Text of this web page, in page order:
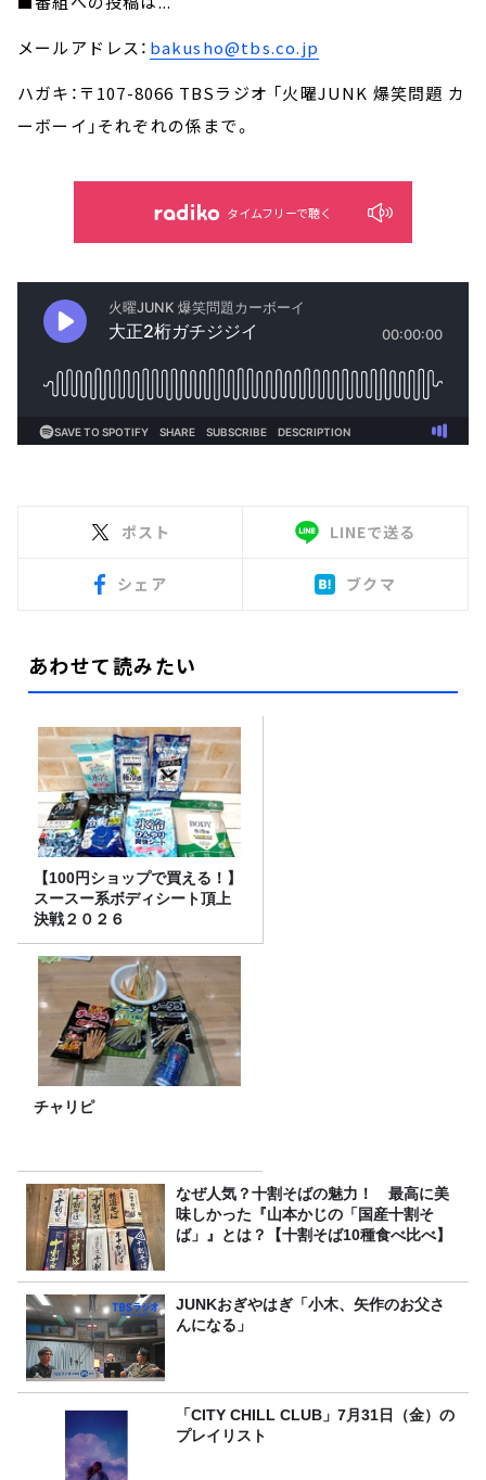
メールアドレス： bakusho@tbs.co.jp
ハガキ：〒107-8066 TBSラジオ 「火曜JUNK 爆笑問題 カ
ーボーイ」それぞれの係まで。
タイムフリーで聴く
ポスト LINEで送る
シェア ブクマ
あわせて読みたい
【100円ショップで買える！】
スースー系ボディシート頂上
決戦２０２６
チャリピ
なぜ人気？十割そばの魅力！ 最高に美
味しかった『山本かじの「国産十割そ
ば」』とは？【十割そば10種食べ比べ】
JUNKおぎやはぎ「小木、矢作のお父さ
んになる」
「CITY CHILL CLUB」7月31日（金）の
プレイリスト